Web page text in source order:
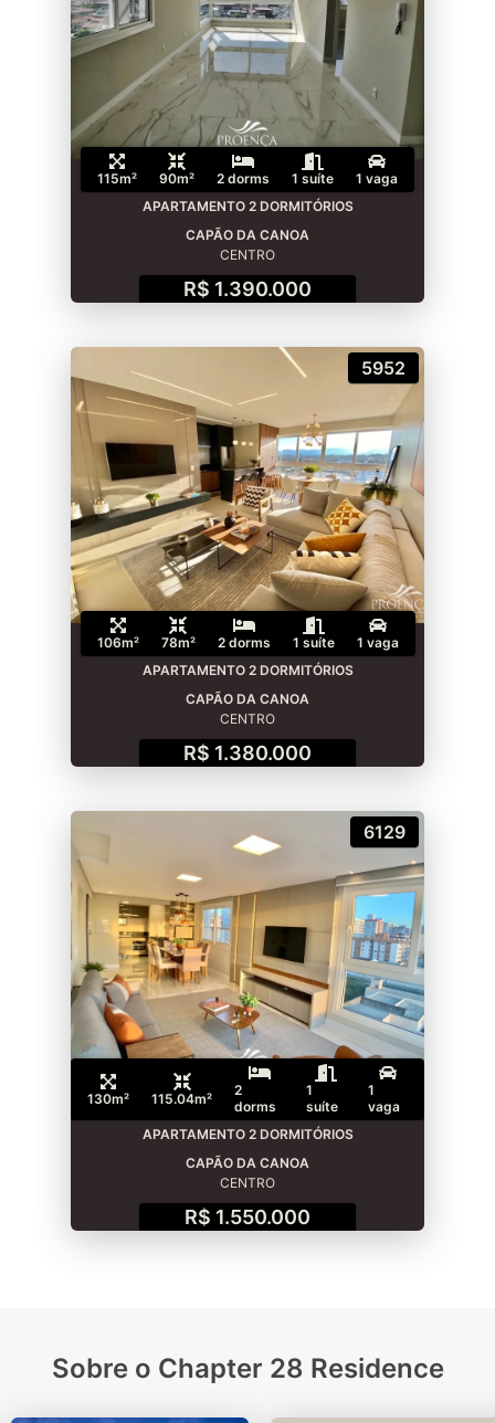
115m² 90m² 2 dorms 1 suíte
1 vaga
APARTAMENTO 2 DORMITÓRIOS
CAPÃO DA CANOA
CENTRO
R$ 1.390.000
5952
106m² 78m² 2 dorms 1 suíte
1 vaga
APARTAMENTO 2 DORMITÓRIOS
CAPÃO DA CANOA
CENTRO
R$ 1.380.000
6129
130m² 115.04m²
2
dorms
1
suíte
1
vaga
APARTAMENTO 2 DORMITÓRIOS
CAPÃO DA CANOA
CENTRO
R$ 1.550.000
Sobre o Chapter 28 Residence